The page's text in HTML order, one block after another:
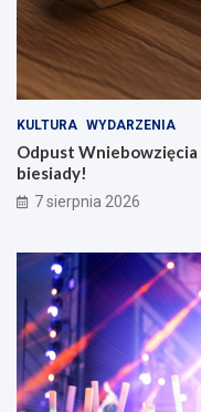
KULTURA WYDARZENIA
Odpust Wniebowzięcia
biesiady!
7 sierpnia 2026